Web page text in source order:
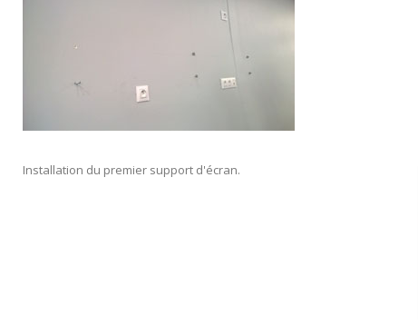
Installation du premier support d'écran.